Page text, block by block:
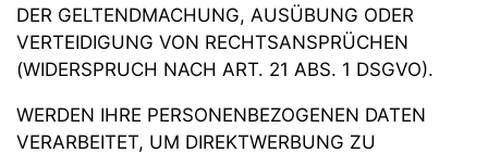
DER GELTENDMACHUNG, AUSÜBUNG ODER
VERTEIDIGUNG VON RECHTSANSPRÜCHEN
(WIDERSPRUCH NACH ART. 21 ABS. 1 DSGVO).
WERDEN IHRE PERSONENBEZOGENEN DATEN
VERARBEITET, UM DIREKTWERBUNG ZU